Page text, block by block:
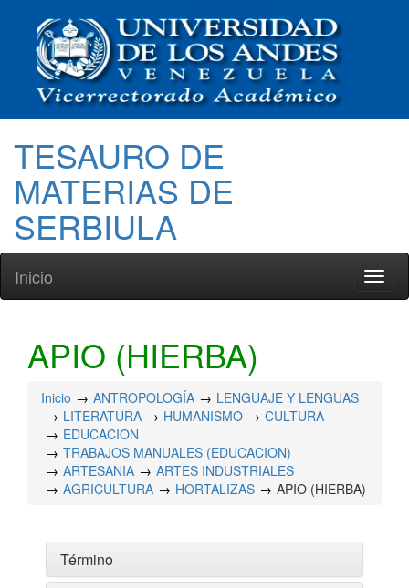
TESAURO DE
MATERIAS DE
SERBIULA
Inicio
APIO (HIERBA)
Inicio ANTROPOLOGÍA
LENGUAJE Y LENGUAS
LITERATURA
HUMANISMO
CULTURA
EDUCACION
TRABAJOS MANUALES (EDUCACION)
ARTESANIA
ARTES INDUSTRIALES
AGRICULTURA
HORTALIZAS APIO (HIERBA)
Término